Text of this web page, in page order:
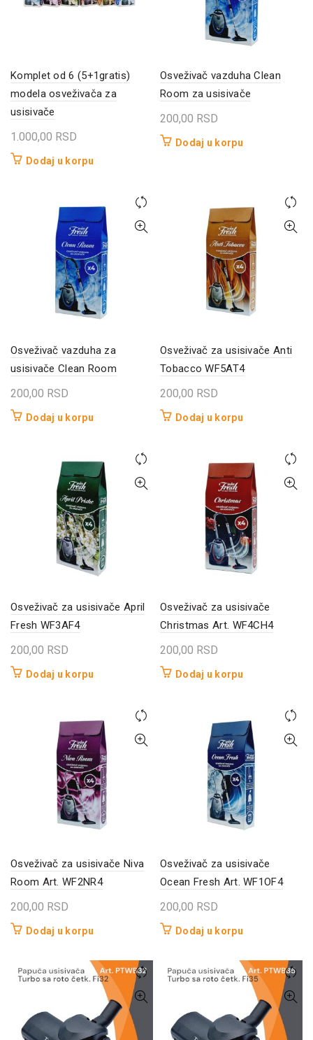
Komplet od 6 (5+1gratis)
modela osveživača za
usisivače
1.000,00 RSD
Dodaj u korpu
Osveživač vazduha Clean
Room za usisivače
200,00 RSD
Dodaj u korpu
Osveživač vazduha za
usisivače Clean Room
200,00 RSD
Dodaj u korpu
Osveživač za usisivače Anti
Tobacco WF5AT4
200,00 RSD
Dodaj u korpu
Osveživač za usisivače April
Fresh WF3AF4
200,00 RSD
Dodaj u korpu
Osveživač za usisivače
Christmas Art. WF4CH4
200,00 RSD
Dodaj u korpu
Osveživač za usisivače Niva
Room Art. WF2NR4
200,00 RSD
Dodaj u korpu
Osveživač za usisivače
Ocean Fresh Art. WF1OF4
200,00 RSD
Dodaj u korpu